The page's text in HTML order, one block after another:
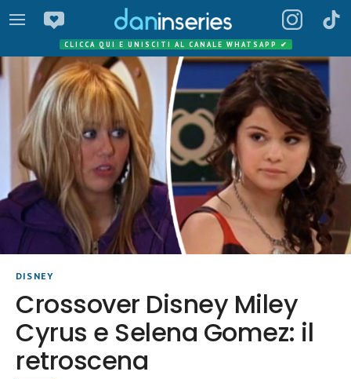
CLICCA QUI E UNISCITI AL CANALE WHATSAPP ✔
DISNEY
Crossover Disney Miley
Cyrus e Selena Gomez: il
retroscena